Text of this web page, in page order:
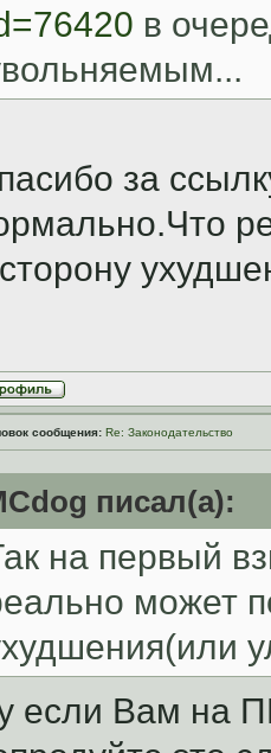
в
за
сообщения: Re: Законодательство
писал(а):
на первый
может
если Вам на